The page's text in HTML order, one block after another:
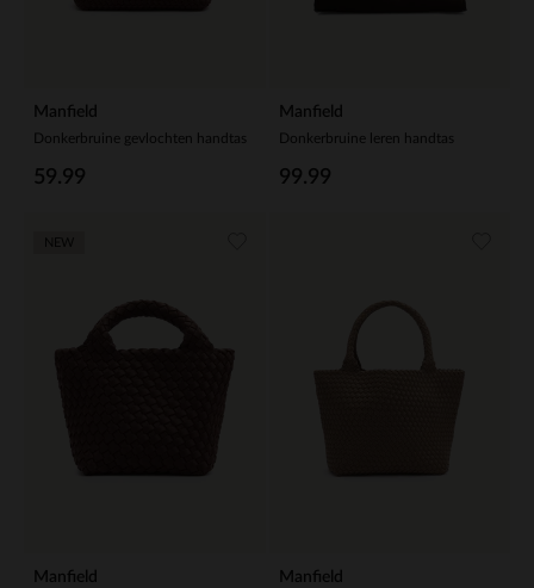
Manfield
Donkerbruine gevlochten handtas
59.99
Manfield
Donkerbruine leren handtas
99.99
Manfield Manfield